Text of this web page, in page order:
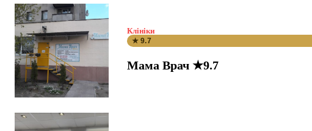
Клініки
★ 9.7
Мама Врач ★9.7